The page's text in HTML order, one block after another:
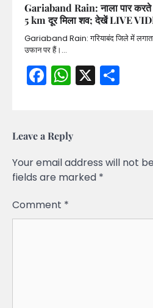
Gariaband Rain: नाला पार
5 km दूर मिला शव; देखें LIVE
Gariaband Rain: गरियाबंद जिले में
उफान पर हैं।…
Facebook
X
Leave a Reply
Your email address will not
fields are marked *
Comment *